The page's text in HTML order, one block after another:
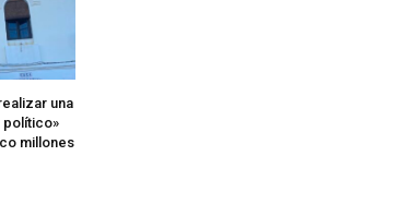
una
político»
millones